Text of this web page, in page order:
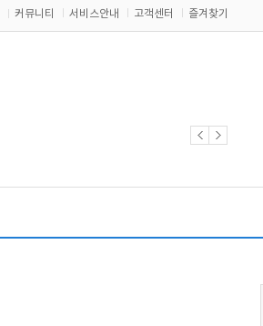
커뮤니티 서비스안내 고객센터 즐겨찾기